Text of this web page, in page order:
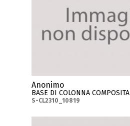
Anonimo
BASE DI COLONNA COMPOSITA
S-CL2310_10819